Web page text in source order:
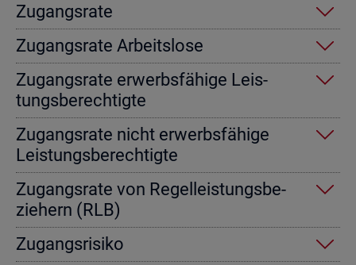
Zu­gangs­ra­te
Zu­gangs­ra­te Ar­beits­lo­se
Zu­gangs­ra­te er­werbs­fä­hi­ge Leis­
tungs­be­rech­tig­te
Zu­gangs­ra­te nicht er­werbs­fä­hi­ge
Leis­tungs­be­rech­tig­te
Zu­gangs­ra­te von Re­gel­leis­tungs­be­
zie­hern (RLB)
Zu­gangs­ri­si­ko